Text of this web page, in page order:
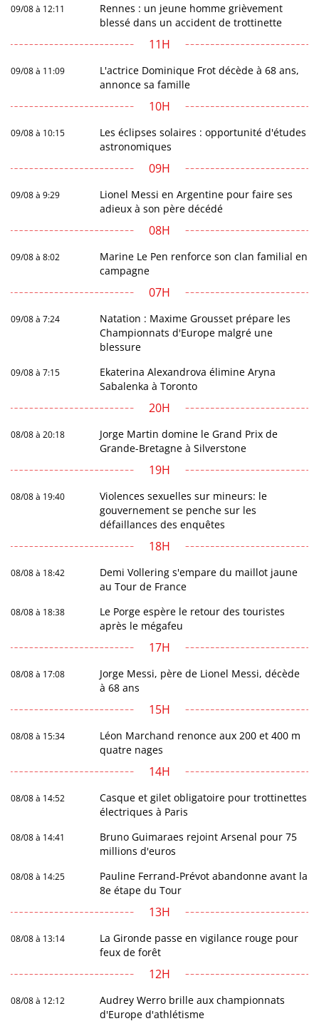
09/08 à 12:11
Rennes : un jeune homme grièvement
blessé dans un accident de trottinette
11H
09/08 à 11:09
L'actrice Dominique Frot décède à 68 ans,
annonce sa famille
10H
09/08 à 10:15
Les éclipses solaires : opportunité d'études
astronomiques
09H
09/08 à 9:29
Lionel Messi en Argentine pour faire ses
adieux à son père décédé
08H
09/08 à 8:02
Marine Le Pen renforce son clan familial en
campagne
07H
09/08 à 7:24
Natation : Maxime Grousset prépare les
Championnats d'Europe malgré une
blessure
09/08 à 7:15
Ekaterina Alexandrova élimine Aryna
Sabalenka à Toronto
20H
08/08 à 20:18
Jorge Martin domine le Grand Prix de
Grande-Bretagne à Silverstone
19H
08/08 à 19:40
Violences sexuelles sur mineurs: le
gouvernement se penche sur les
défaillances des enquêtes
18H
08/08 à 18:42
Demi Vollering s'empare du maillot jaune
au Tour de France
08/08 à 18:38
Le Porge espère le retour des touristes
après le mégafeu
17H
08/08 à 17:08
Jorge Messi, père de Lionel Messi, décède
à 68 ans
15H
08/08 à 15:34
Léon Marchand renonce aux 200 et 400 m
quatre nages
14H
08/08 à 14:52
Casque et gilet obligatoire pour trottinettes
électriques à Paris
08/08 à 14:41
Bruno Guimaraes rejoint Arsenal pour 75
millions d'euros
08/08 à 14:25
Pauline Ferrand-Prévot abandonne avant la
8e étape du Tour
13H
08/08 à 13:14
La Gironde passe en vigilance rouge pour
feux de forêt
12H
08/08 à 12:12
Audrey Werro brille aux championnats
d'Europe d'athlétisme